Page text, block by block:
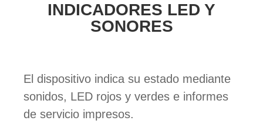
INDICADORES LED Y
SONORES
El dispositivo indica su estado mediante
sonidos, LED rojos y verdes e informes
de servicio impresos.